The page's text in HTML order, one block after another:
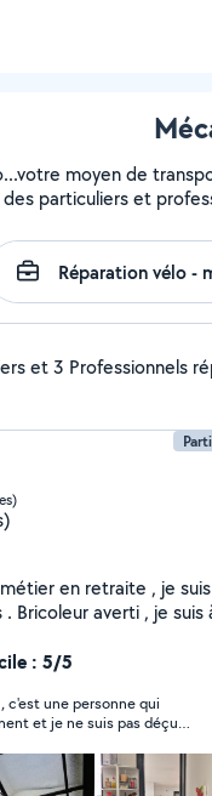
moyen de
des particuliers et
et 3 Professionnels
en retraite , je suis
Bricoleur averti , je suis
, réparation de
dépanner en
peintures, enduits,
le montage et l'entretien
je suis a votre
: 5/5
c'est une personne qui
et je ne suis pas déçu
je recommande vraiment